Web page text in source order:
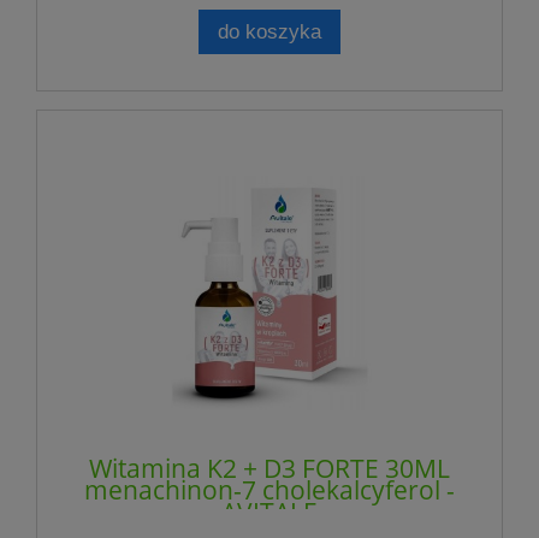
do koszyka
Witamina K2 + D3 FORTE 30ML
menachinon-7 cholekalcyferol -
AVITALE